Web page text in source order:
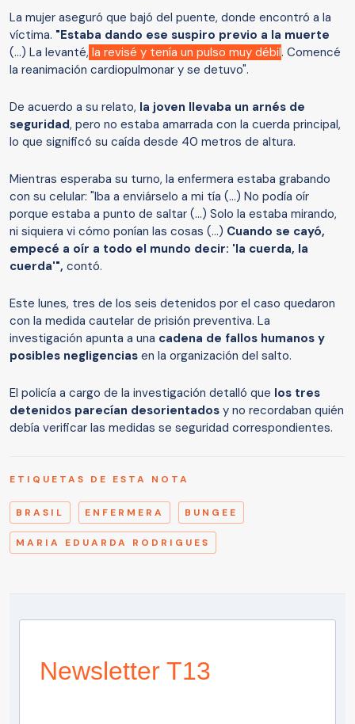
La mujer aseguró que bajó del puente, donde encontró a la
víctima. "Estaba dando ese suspiro previo a la muerte
(...) La levanté, la revisé y tenía un pulso muy débil. Comencé
la reanimación cardiopulmonar y se detuvo".
De acuerdo a su relato, la joven llevaba un arnés de
seguridad, pero no estaba amarrada con la cuerda principal,
lo que significó su caída desde 40 metros de altura.
Mientras esperaba su turno, la enfermera estaba grabando
con su celular: "Iba a enviárselo a mi tía (...) No podía oír
porque estaba a punto de saltar (...) Solo la estaba mirando,
ni siquiera vi cómo ponían las cosas (...) Cuando se cayó,
empecé a oír a todo el mundo decir: 'la cuerda, la
cuerda'", contó.
Este lunes, tres de los seis detenidos por el caso quedaron
con la medida cautelar de prisión preventiva. La
investigación apunta a una cadena de fallos humanos y
posibles negligencias en la organización del salto.
El policía a cargo de la investigación detalló que los tres
detenidos parecían desorientados y no recordaban quién
debía verificar las medidas se seguridad correspondientes.
ETIQUETAS DE ESTA NOTA
BRASIL ENFERMERA BUNGEE
MARIA EDUARDA RODRIGUES
Newsletter T13